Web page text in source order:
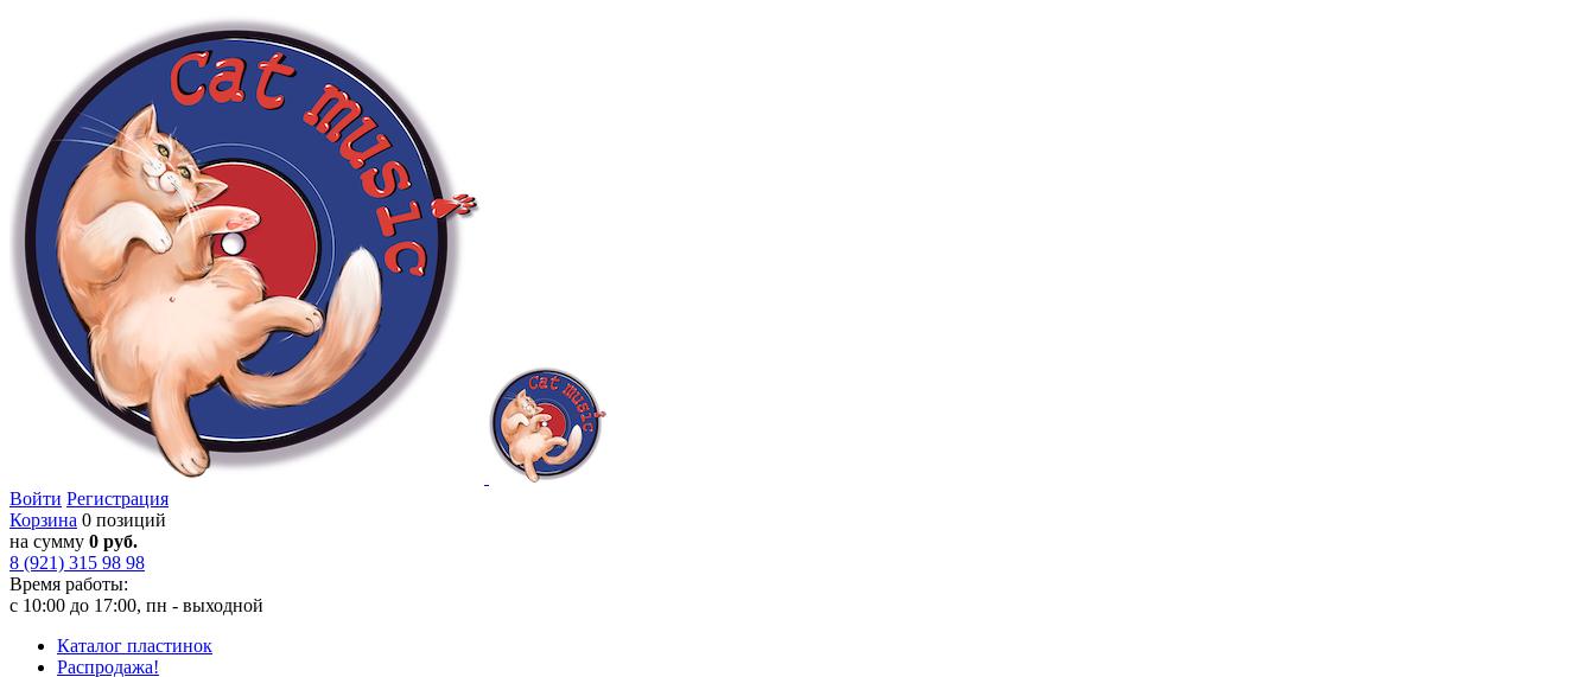
Войти Регистрация
Корзина 0 позиций
на сумму 0 руб.
8 (921) 315 98 98
Время работы:
с 10:00 до 17:00, пн - выходной
Каталог пластинок
Распродажа!